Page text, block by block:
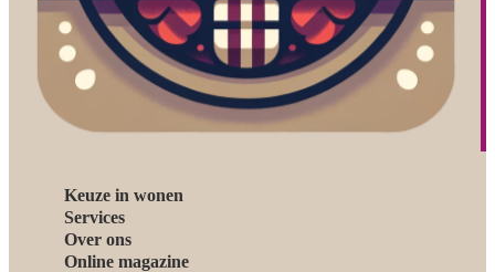
Keuze in wonen
Services
Over ons
Online magazine